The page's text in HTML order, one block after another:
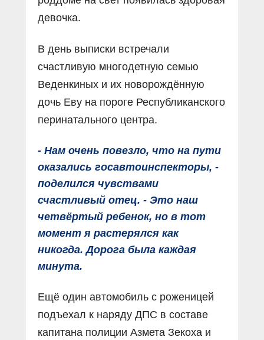
девочка.
В день выписки встречали
счастливую многодетную семью
Веденкиных и их новорождённую
дочь Еву на пороге Республиканского
перинатального центра.
- Нам очень повезло, что на пути
оказались госавтоинспекторы, -
поделился чувствами
счастливый отец. - Это наш
четвёртый ребенок, но в тот
момент я растерялся как
никогда. Дорога была каждая
минута.
Ещё один автомобиль с роженицей
подъехал к наряду ДПС в составе
капитана полиции Азмета Зекоха и